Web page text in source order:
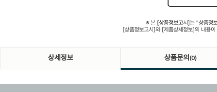
※ 본 [상품정보고시]는 "상품정
[상품정보고시]와 [제품상세정보]의 내용
상세정보 상품문의 (0)